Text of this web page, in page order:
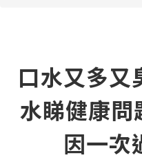
口水又多又
水睇健康問
因一次